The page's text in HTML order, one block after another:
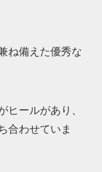
ね備えた優秀な
ヒールがあり、
合わせていま